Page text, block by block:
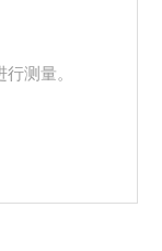
测量。